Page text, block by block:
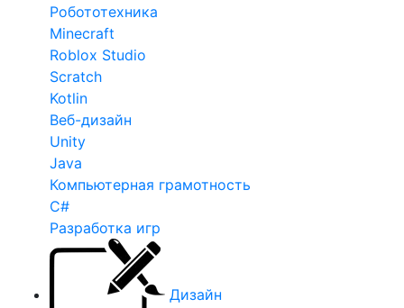
Робототехника
Minecraft
Roblox Studio
Scratch
Kotlin
Веб-дизайн
Unity
Java
Компьютерная грамотность
C#
Разработка игр
Дизайн